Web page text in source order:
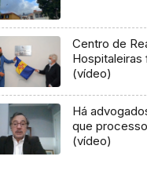
Centro de
(vídeo)
Há
que
(vídeo)